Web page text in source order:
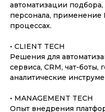
автоматизации
персонала, применение
процессах.
• CLIENT TECH
Решения для
сервиса, CRM, чат-
аналитические
• MANAGEMENT TECH
Опыт внедрения